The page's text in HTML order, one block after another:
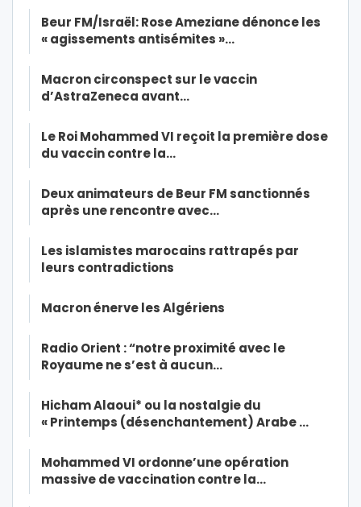
Beur FM/Israël: Rose Ameziane dénonce les
« agissements antisémites »…
Macron circonspect sur le vaccin
d’AstraZeneca avant…
Le Roi Mohammed VI reçoit la première dose
du vaccin contre la…
Deux animateurs de Beur FM sanctionnés
après une rencontre avec…
Les islamistes marocains rattrapés par
leurs contradictions
Macron énerve les Algériens
Radio Orient : “notre proximité avec le
Royaume ne s’est à aucun…
Hicham Alaoui* ou la nostalgie du
« Printemps (désenchantement) Arabe …
Mohammed VI ordonne’une opération
massive de vaccination contre la…